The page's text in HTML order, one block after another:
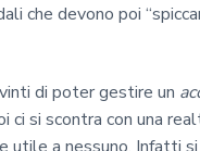
che devono poi
di poter gestire un
ci si scontra con una